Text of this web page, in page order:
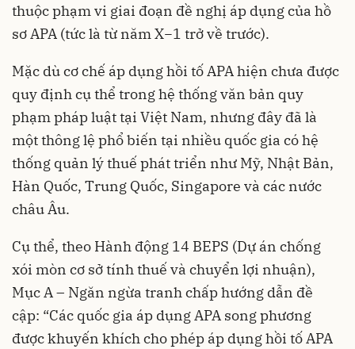
thuộc phạm vi giai đoạn đề nghị áp dụng của hồ
sơ APA (tức là từ năm X−1 trở về trước).
Mặc dù cơ chế áp dụng hồi tố APA hiện chưa được
quy định cụ thể trong hệ thống văn bản quy
phạm pháp luật tại Việt Nam, nhưng đây đã là
một thông lệ phổ biến tại nhiều quốc gia có hệ
thống quản lý thuế phát triển như Mỹ, Nhật Bản,
Hàn Quốc, Trung Quốc, Singapore và các nước
châu Âu.
Cụ thể, theo Hành động 14 BEPS (Dự án chống
xói mòn cơ sở tính thuế và chuyển lợi nhuận),
Mục A – Ngăn ngừa tranh chấp hướng dẫn đề
cập: “Các quốc gia áp dụng APA song phương
được khuyến khích cho phép áp dụng hồi tố APA